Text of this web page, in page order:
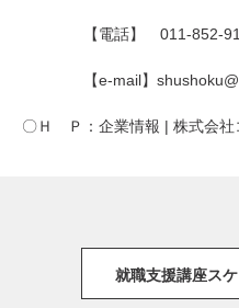
【電話】 011-852-
【e-mail】
〇Ｈ Ｐ： 企業情報 | 株式会
就職支援講座ス